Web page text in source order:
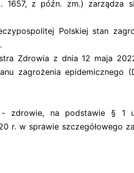
z późn. zm.) zarządza
Polskiej stan
Zdrowia z dnia 12 maja
zagrożenia epidemicznego
- zdrowie, na podstawie § 1
r. w sprawie szczegółowego